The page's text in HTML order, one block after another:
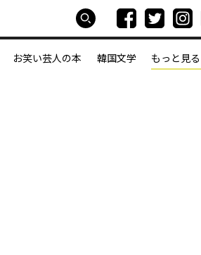
お笑い芸人の本 韓国文学 もっと見る